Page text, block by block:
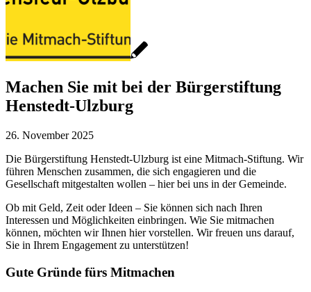
Machen Sie mit bei der Bürgerstiftung
Henstedt-Ulzburg
26. November 2025
Die Bürgerstiftung Henstedt-Ulzburg ist eine Mitmach-Stiftung. Wir
führen Menschen zusammen, die sich engagieren und die
Gesellschaft mitgestalten wollen – hier bei uns in der Gemeinde.
Ob mit Geld, Zeit oder Ideen – Sie können sich nach Ihren
Interessen und Möglichkeiten einbringen. Wie Sie mitmachen
können, möchten wir Ihnen hier vorstellen. Wir freuen uns darauf,
Sie in Ihrem Engagement zu unterstützen!
Gute Gründe fürs Mitmachen